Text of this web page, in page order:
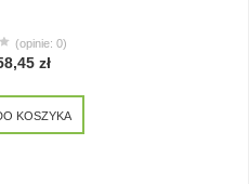
(opinie: 0)
zł
KOSZYKA